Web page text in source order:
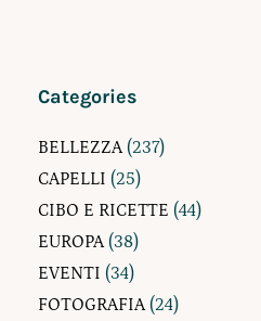
Categories
BELLEZZA(237)
CAPELLI (25)
CIBO E RICETTE (44)
EUROPA(38)
EVENTI (34)
FOTOGRAFIA(24)